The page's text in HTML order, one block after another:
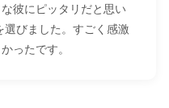
彼にピッタリだと思い
びました。すごく感激
ったです。